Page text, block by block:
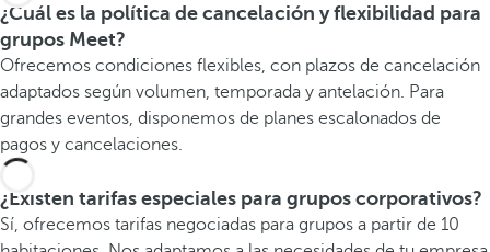
¿Cuál es la política de cancelación y flexibilidad para
grupos Meet?
Ofrecemos condiciones flexibles, con plazos de cancelación
adaptados según volumen, temporada y antelación. Para
grandes eventos, disponemos de planes escalonados de
pagos y cancelaciones.
¿Existen tarifas especiales para grupos corporativos?
Sí, ofrecemos tarifas negociadas para grupos a partir de 10